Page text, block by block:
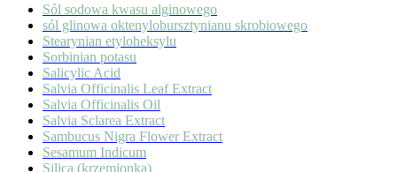
Sól sodowa kwasu alginowego
sól glinowa oktenylobursztynianu skrobiowego
Stearynian etyloheksylu
Sorbinian potasu
Salicylic Acid
Salvia Officinalis Leaf Extract
Salvia Officinalis Oil
Salvia Sclarea Extract
Sambucus Nigra Flower Extract
Sesamum Indicum
Silica (krzemionka)